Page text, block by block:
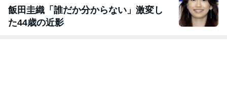
飯田圭織「誰だか分からない」激変し
た44歳の近影